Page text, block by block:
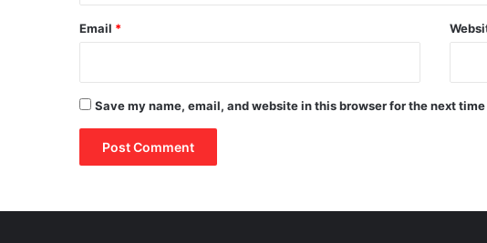
Email *
Save my name, email, and website in this browser for the next